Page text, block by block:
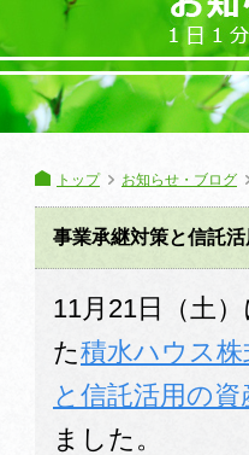
トップ お知らせ・ブログ
事業承継対策と信託
11月21日（土
た積水ハウス
と信託活用の
ました。